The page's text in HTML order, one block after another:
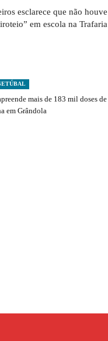
esclarece que não houve
em escola na Trafaria
mais de 183 mil doses de
em Grândola